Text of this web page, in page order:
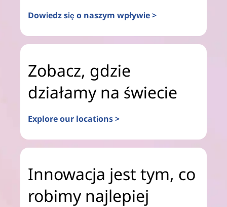
Dowiedz się o naszym wpływie >
Zobacz, gdzie
działamy na świecie
Explore our locations >
Innowacja jest tym, co
robimy najlepiej